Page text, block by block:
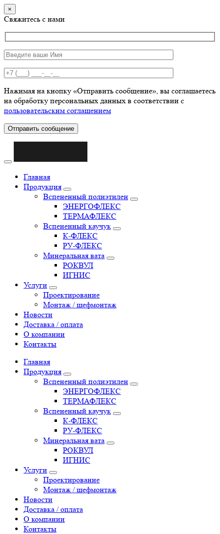
×
Свяжитесь с нами
Нажимая на кнопку «Отправить сообщение», вы соглашаетесь
на обработку персональных данных в соответствии с
пользовательским соглашением
Отправить сообщение
Главная
Продукция
Вспененный полиэтилен
ЭНЕРГОФЛЕКС
ТЕРМАФЛЕКС
Вспененный каучук
К-ФЛЕКС
РУ-ФЛЕКС
Минеральная вата
РОКВУЛ
ИГНИС
Услуги
Проектирование
Монтаж / шефмонтаж
Новости
Доставка / оплата
О компании
Контакты
Главная
Продукция
Вспененный полиэтилен
ЭНЕРГОФЛЕКС
ТЕРМАФЛЕКС
Вспененный каучук
К-ФЛЕКС
РУ-ФЛЕКС
Минеральная вата
РОКВУЛ
ИГНИС
Услуги
Проектирование
Монтаж / шефмонтаж
Новости
Доставка / оплата
О компании
Контакты